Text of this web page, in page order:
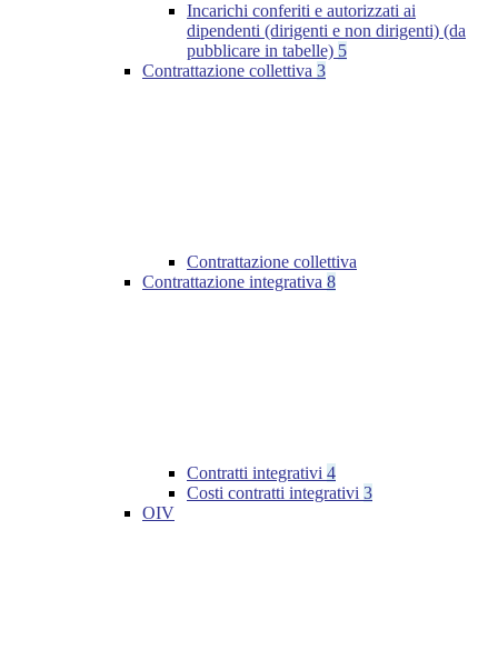
Incarichi conferiti e autorizzati ai
dipendenti (dirigenti e non dirigenti) (da
pubblicare in tabelle) 5
Contrattazione collettiva 3
Contrattazione collettiva
Contrattazione integrativa 8
Contratti integrativi 4
Costi contratti integrativi 3
OIV